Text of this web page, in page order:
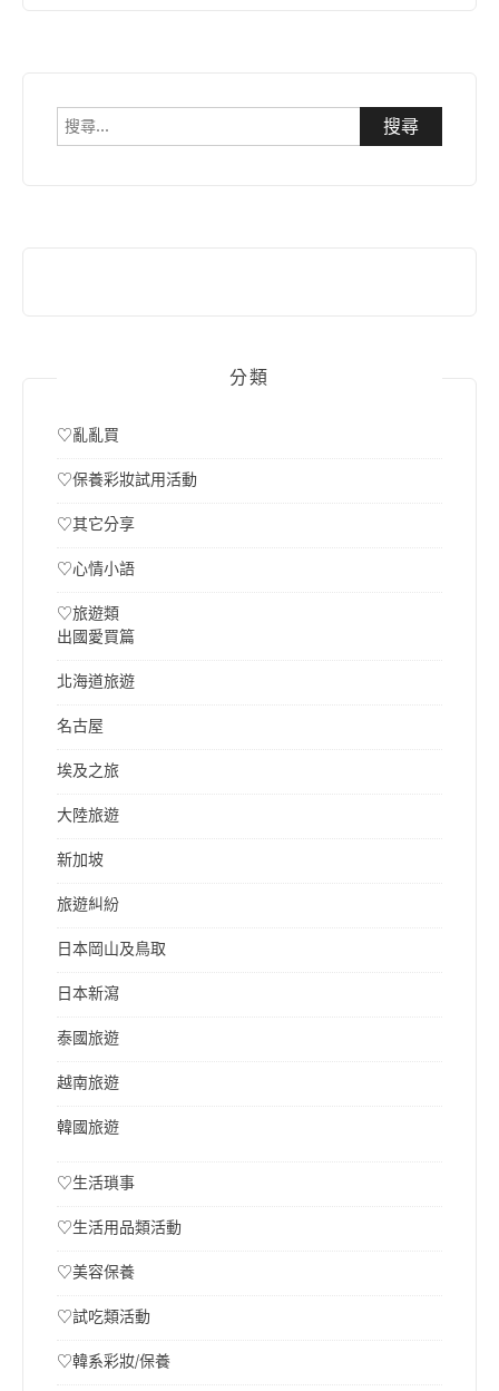
搜
分類
♡亂亂買
♡保養彩妝試用活動
♡其它分享
♡心情小語
♡旅遊類
出國愛買篇
北海道旅遊
名古屋
埃及之旅
大陸旅遊
新加坡
旅遊糾紛
日本岡山及鳥取
日本新瀉
泰國旅遊
越南旅遊
韓國旅遊
♡生活瑣事
♡生活用品類活動
♡美容保養
♡試吃類活動
♡韓系彩妝/保養